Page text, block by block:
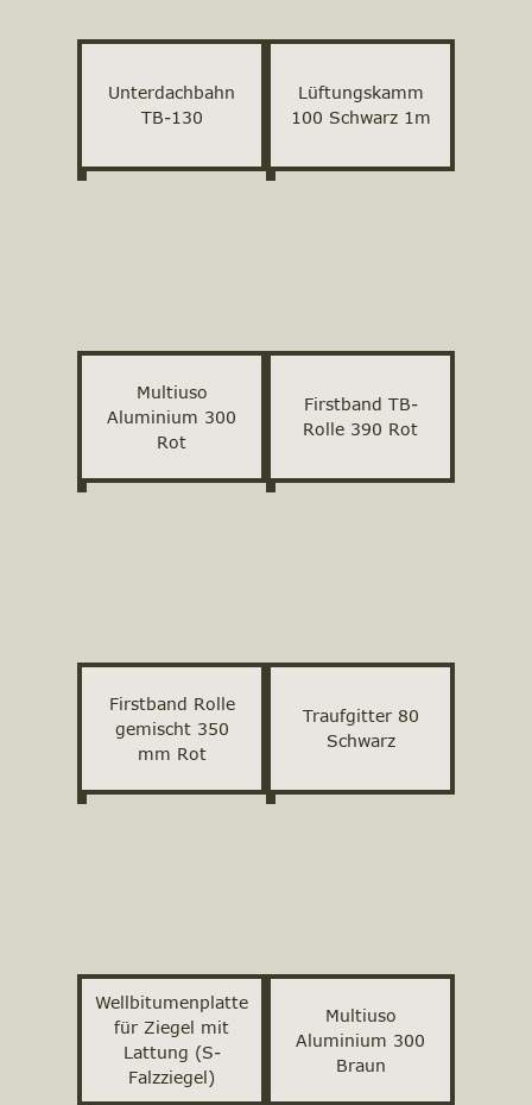
Unterdachbahn
TB-130
Lüftungskamm
100 Schwarz 1m
Multiuso
Aluminium 300
Rot
Firstband TB-
Rolle 390 Rot
Firstband Rolle
gemischt 350
mm Rot
Traufgitter 80
Schwarz
Wellbitumenplatte
für Ziegel mit
Lattung (S-
Falzziegel)
Multiuso
Aluminium 300
Braun